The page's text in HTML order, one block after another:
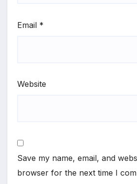
Email *
Website
Save my name, email, and
browser for the next time I